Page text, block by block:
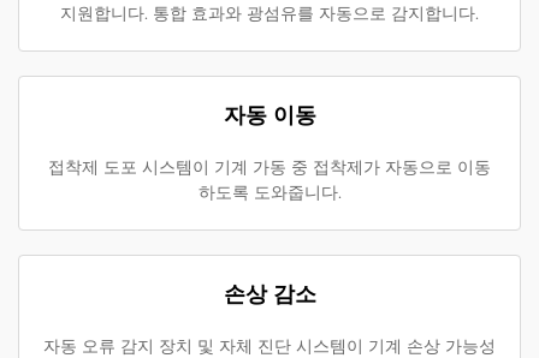
지원합니다. 통합 효과와 광섬유를 자동으로 감지합니다.
자동 이동
접착제 도포 시스템이 기계 가동 중 접착제가 자동으로 이동
하도록 도와줍니다.
손상 감소
자동 오류 감지 장치 및 자체 진단 시스템이 기계 손상 가능성